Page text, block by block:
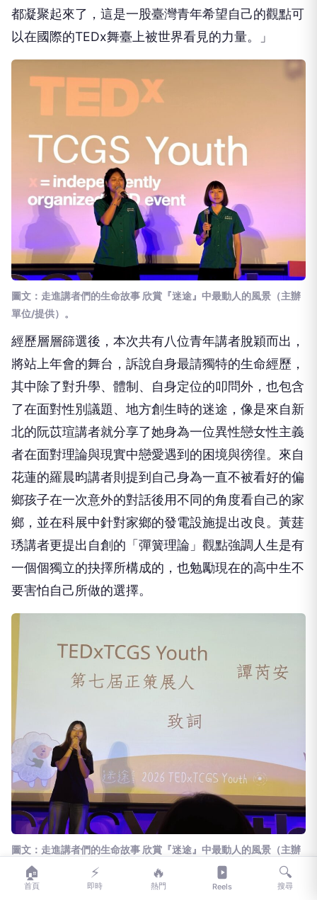
都凝聚起來了，這是一股臺灣青年希望自己的觀點可
以在國際的TEDx舞臺上被世界看見的力量。」
圖文：走進講者們的生命故事 欣賞『迷途』中最動人的風景（主辦
單位/提供）。
經歷層層篩選後，本次共有八位青年講者脫穎而出，
將站上年會的舞台，訴說自身最請獨特的生命經歷，
其中除了對升學、體制、自身定位的叩問外，也包含
了在面對性別議題、地方創生時的迷途，像是來自新
北的阮苡瑄講者就分享了她身為一位異性戀女性主義
者在面對理論與現實中戀愛遇到的困境與徬徨。來自
花蓮的羅晨昀講者則提到自己身為一直不被看好的偏
鄉孩子在一次意外的對話後用不同的角度看自己的家
鄉，並在科展中針對家鄉的發電設施提出改良。黃莛
琇講者更提出自創的「彈簧理論」觀點強調人生是有
一個個獨立的抉擇所構成的，也勉勵現在的高中生不
要害怕自己所做的選擇。
圖文：走進講者們的生命故事 欣賞『迷途』中最動人的風景（主辦
單位/提供）。
此外，策展團隊也邀請到2位嘉賓講者，前來與聽眾
🏠
首頁
⚡
即時
🔥
熱門 Reels
🔍
搜尋